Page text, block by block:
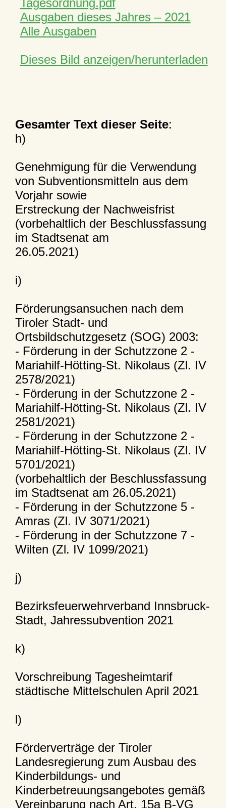
Ausgaben dieses Jahres – 2021
Alle Ausgaben
Dieses Bild anzeigen/herunterladen
Gesamter Text dieser Seite:
h)
Genehmigung für die Verwendung
von Subventionsmitteln aus dem
Vorjahr sowie
Erstreckung der Nachweisfrist
(vorbehaltlich der Beschlussfassung
im Stadtsenat am
26.05.2021)
i)
Förderungsansuchen nach dem
Tiroler Stadt- und
Ortsbildschutzgesetz (SOG) 2003:
- Förderung in der Schutzzone 2 -
Mariahilf-Hötting-St. Nikolaus (Zl. IV
2578/2021)
- Förderung in der Schutzzone 2 -
Mariahilf-Hötting-St. Nikolaus (Zl. IV
2581/2021)
- Förderung in der Schutzzone 2 -
Mariahilf-Hötting-St. Nikolaus (Zl. IV
5701/2021)
(vorbehaltlich der Beschlussfassung
im Stadtsenat am 26.05.2021)
- Förderung in der Schutzzone 5 -
Amras (Zl. IV 3071/2021)
- Förderung in der Schutzzone 7 -
Wilten (Zl. IV 1099/2021)
j)
Bezirksfeuerwehrverband Innsbruck-
Stadt, Jahressubvention 2021
k)
Vorschreibung Tagesheimtarif
städtische Mittelschulen April 2021
l)
Förderverträge der Tiroler
Landesregierung zum Ausbau des
Kinderbildungs- und
Kinderbetreuungsangebotes gemäß
Vereinbarung nach Art. 15a B-VG